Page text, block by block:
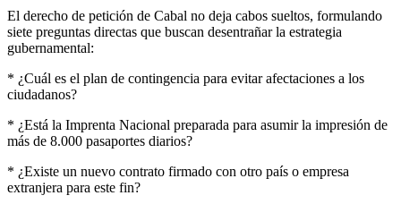
El derecho de petición de Cabal no deja cabos sueltos, formulando
siete preguntas directas que buscan desentrañar la estrategia
gubernamental:
* ¿Cuál es el plan de contingencia para evitar afectaciones a los
ciudadanos?
* ¿Está la Imprenta Nacional preparada para asumir la impresión de
más de 8.000 pasaportes diarios?
* ¿Existe un nuevo contrato firmado con otro país o empresa
extranjera para este fin?